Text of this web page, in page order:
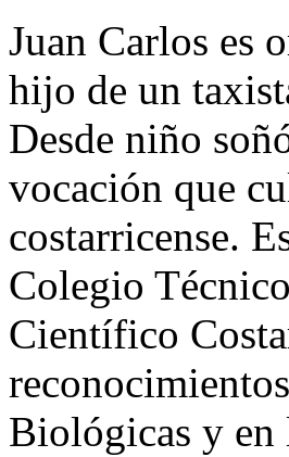
Juan Carlos es
hijo de un
Desde niño
vocación que
costarricense.
Colegio
Científico
Biológicas y en